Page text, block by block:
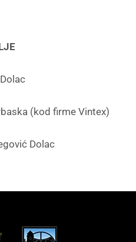
(kod firme Vintex)
Dolac